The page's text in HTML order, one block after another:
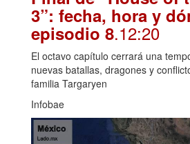
3”: fecha, hora y
episodio 8.12:20
El octavo capítulo cerrará una
nuevas batallas, dragones y
familia Targaryen
Infobae